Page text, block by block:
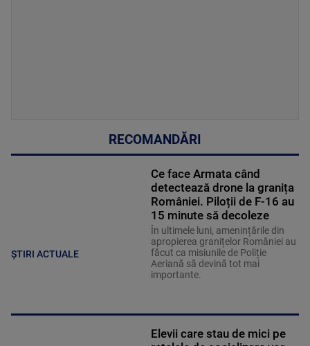
RECOMANDĂRI
ȘTIRI ACTUALE
Ce face Armata când
detectează drone la granița
României. Piloții de F-16 au
15 minute să decoleze
În ultimele luni, amenințările din
apropierea granițelor României au
făcut ca misiunile de Poliție
Aeriană să devină tot mai
importante.
Elevii care stau de mici pe